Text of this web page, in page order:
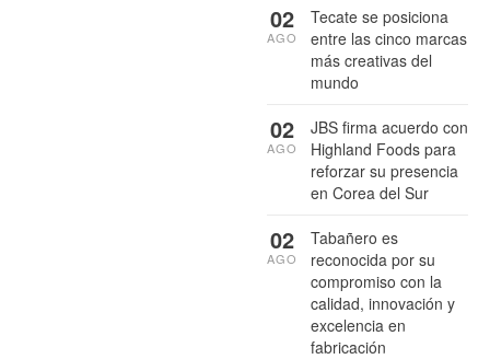
Tecate se posiciona
entre las cinco marcas
más creativas del
mundo
02
AGO
JBS firma acuerdo con
Highland Foods para
reforzar su presencia
en Corea del Sur
02
AGO
Tabañero es
reconocida por su
compromiso con la
calidad, innovación y
excelencia en
fabricación
02
AGO